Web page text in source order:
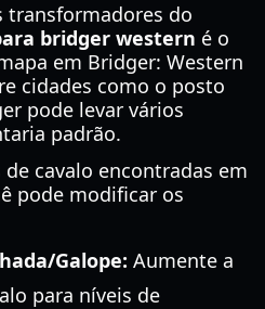
transformadores do
bridger western é o
em Bridger: Western
cidades como o posto
pode levar vários
padrão.
cavalo encontradas em
pode modificar os
Galope: Aumente a
para níveis de